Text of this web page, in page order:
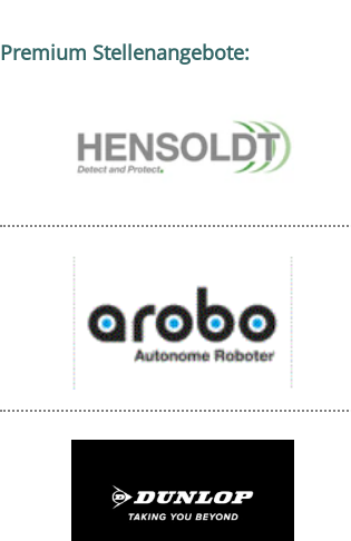
Premium Stellenangebote: